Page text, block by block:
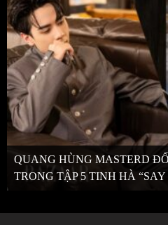
QUANG HÙNG MASTERD
TRONG TẬP 5 TINH HÀ “SAY